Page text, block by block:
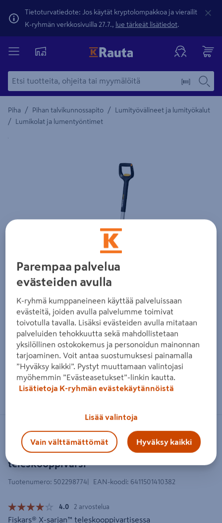
Tietoturvatiedote: Jos käytät kryptolompakkoa ja vierailit
K-ryhmän verkkosivuilla 27.7., lue tärkeät lisätiedot.
Piha / Pihan talvikunnossapito / Lumityövälineet ja lumityökalut
/ Lumikolat ja lumentyöntimet
Yksityiskohtainen kuvaus löytyy Tuotteen kuvaus -
Zoomaa kuvaa sormilla kosketusnäytöllä
Lumentyönnin Fiskars X-Series
teleskooppivarsi
FISKARS
Tuotenumero: 502298774 EAN-koodi: 6411501410382
4.0 2 arvostelua
Fiskars® X-sarjan™ teleskooppivartisessa
Parempaa palvelua
evästeiden avulla
K-ryhmä kumppaneineen käyttää palveluissaan
evästeitä, joiden avulla palvelumme toimivat
toivotulla tavalla. Lisäksi evästeiden avulla mitataan
palveluiden tehokkuutta sekä mahdollistetaan
yksilöllinen ostokokemus ja personoidun mainonnan
tarjoaminen. Voit antaa suostumuksesi painamalla
”Hyväksy kaikki”. Pystyt muuttamaan valintojasi
myöhemmin ”Evästeasetukset”-linkin kautta.
Lisätietoja K-ryhmän evästekäytännöistä
Lisää valintoja
Vain välttämättömät Hyväksy kaikki